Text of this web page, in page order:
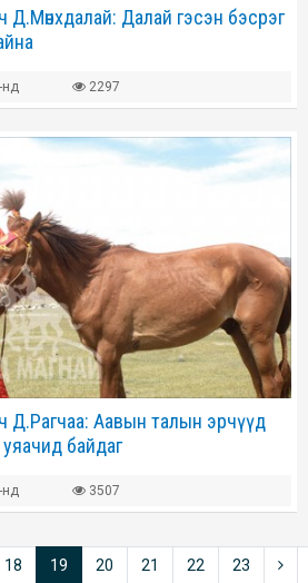
Д.Мөнхдалай: Далай гэсэн бэсрэг
нд 2297
Д.Рагчаа: Аавын талын эрчүүд
байдаг
нд 3507
18 19 20 21 22 23